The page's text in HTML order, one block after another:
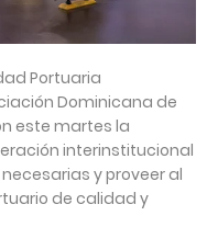
Portuaria
Dominicana de
este martes la
interinstitucional
y proveer al
de calidad y